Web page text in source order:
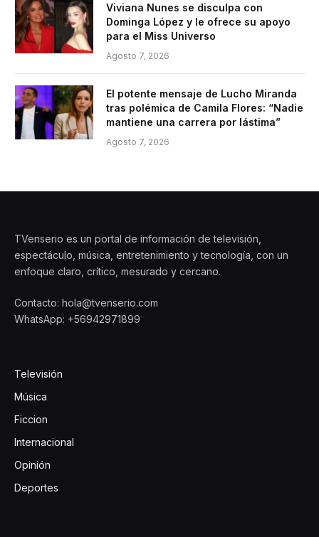
Viviana Nunes se disculpa con
Dominga López y le ofrece su apoyo
para el Miss Universo
Agosto 7, 2026
El potente mensaje de Lucho Miranda
tras polémica de Camila Flores: “Nadie
mantiene una carrera por lástima”
Agosto 7, 2026
TVenserio es un portal de información de televisión,
espectáculo, música, entretenimiento y tecnología, con un
enfoque claro, crítico, mesurado y cercano.
Contacto: hola@tvenserio.com
WhatsApp: +56942971899
Televisión
Música
Ficcion
Internacional
Opinión
Deportes